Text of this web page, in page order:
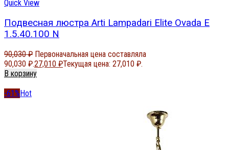
Quick View
Подвесная люстра Arti Lampadari Elite Ovada E
1.5.40.100 N
90,030₽ Первоначальная цена составляла
90,030 ₽.27,010 ₽Текущая цена: 27,010 ₽.
В корзину
-61%Hot